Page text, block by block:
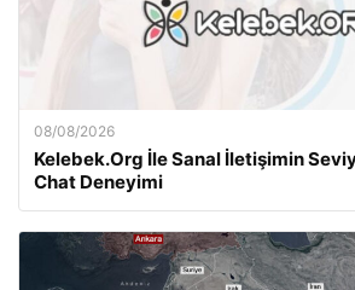
08/08/2026
Kelebek.Org İle Sanal İletişimin
Chat Deneyimi